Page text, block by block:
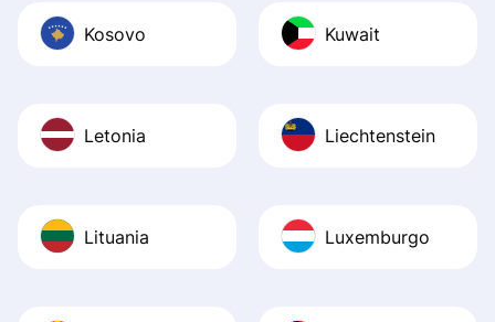
Kosovo Kuwait
Letonia Liechtenstein
Lituania Luxemburgo